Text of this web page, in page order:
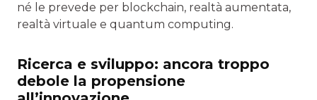
né le prevede per blockchain, realtà aumentata,
realtà virtuale e quantum computing.
Ricerca e sviluppo: ancora troppo
debole la propensione